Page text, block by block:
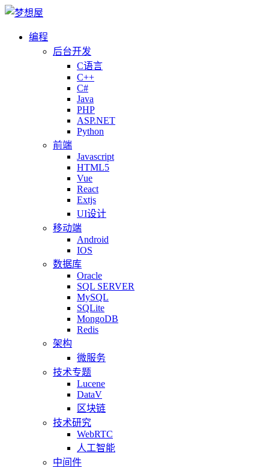
编程
后台开发
C语言
C++
C#
Java
PHP
ASP.NET
Python
前端
Javascript
HTML5
Vue
React
Extjs
UI设计
移动端
Android
IOS
数据库
Oracle
SQL SERVER
MySQL
SQLite
MongoDB
Redis
架构
微服务
技术专题
Lucene
DataV
区块链
技术研究
WebRTC
人工智能
中间件